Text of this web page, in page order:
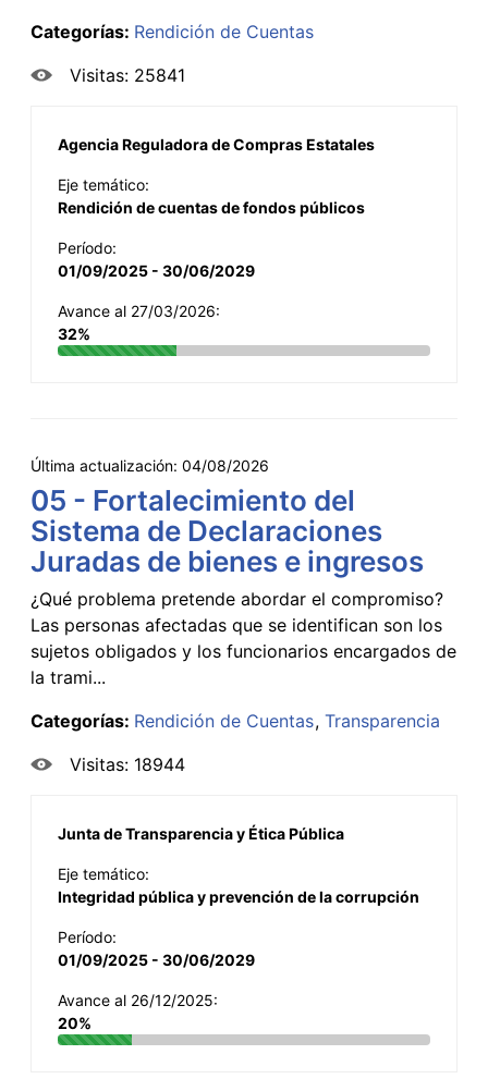
Categorías: Rendición de Cuentas
Visitas: 25841
Agencia Reguladora de Compras Estatales
Eje temático:
Rendición de cuentas de fondos públicos
Período:
01/09/2025 - 30/06/2029
Avance al 27/03/2026:
32%
Última actualización: 04/08/2026
05 - Fortalecimiento del
Sistema de Declaraciones
Juradas de bienes e ingresos
¿Qué problema pretende abordar el compromiso?
Las personas afectadas que se identifican son los
sujetos obligados y los funcionarios encargados de
la trami...
Categorías: Rendición de Cuentas Transparencia
Visitas: 18944
Junta de Transparencia y Ética Pública
Eje temático:
Integridad pública y prevención de la corrupción
Período:
01/09/2025 - 30/06/2029
Avance al 26/12/2025:
20%